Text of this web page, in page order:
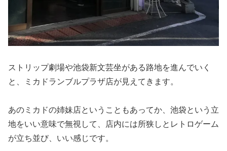
ストリップ劇場や池袋新文芸坐がある路地を進んでいく
と、ミカドランブルプラザ店が見えてきます。
あのミカドの姉妹店ということもあってか、池袋という立
地をいい意味で無視して、店内には所狭しとレトロゲーム
が立ち並び、いい感じです。